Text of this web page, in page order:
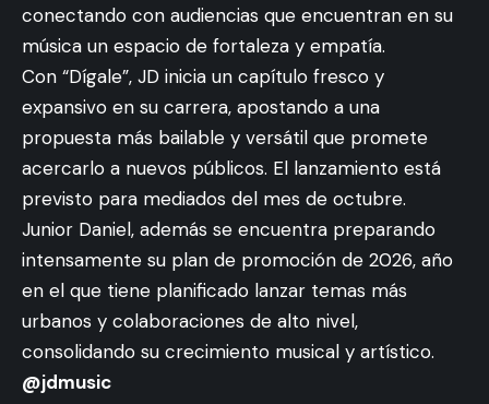
conectando con audiencias que encuentran en su
música un espacio de fortaleza y empatía.
Con “Dígale”, JD inicia un capítulo fresco y
expansivo en su carrera, apostando a una
propuesta más bailable y versátil que promete
acercarlo a nuevos públicos. El lanzamiento está
previsto para mediados del mes de octubre.
Junior Daniel, además se encuentra preparando
intensamente su plan de promoción de 2026, año
en el que tiene planificado lanzar temas más
urbanos y colaboraciones de alto nivel,
consolidando su crecimiento musical y artístico.
@jdmusic